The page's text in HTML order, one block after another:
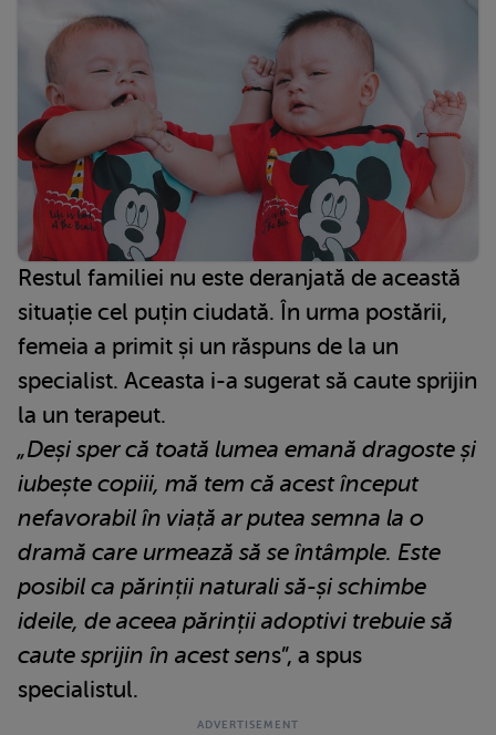
Restul familiei nu este deranjată de această
situație cel puțin ciudată. În urma postării,
femeia a primit și un răspuns de la un
specialist. Aceasta i-a sugerat să caute sprijin
la un terapeut.
„Deși sper că toată lumea emană dragoste și
iubește copiii, mă tem că acest început
nefavorabil în viață ar putea semna la o
dramă care urmează să se întâmple. Este
posibil ca părinții naturali să-și schimbe
ideile, de aceea părinții adoptivi trebuie să
caute sprijin în acest sens”, a spus
specialistul.